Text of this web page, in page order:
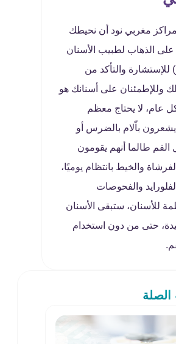
مغربي نود أن نحيطك
على الذهاب لطبيب الأسنان
6 أشهر) للإستشارة والتأكد من
وللإطمئنان على أسنانك هو
عام، لا يحتاج معظم
يشعرون باّلام بالضرس أو
الفم طالما أنهم يقومون
والخيط بانتظام يوميًا،
والفحوصات
للأسنان، ستبقى الأسنان
حتى من دون استخدام
الصلة